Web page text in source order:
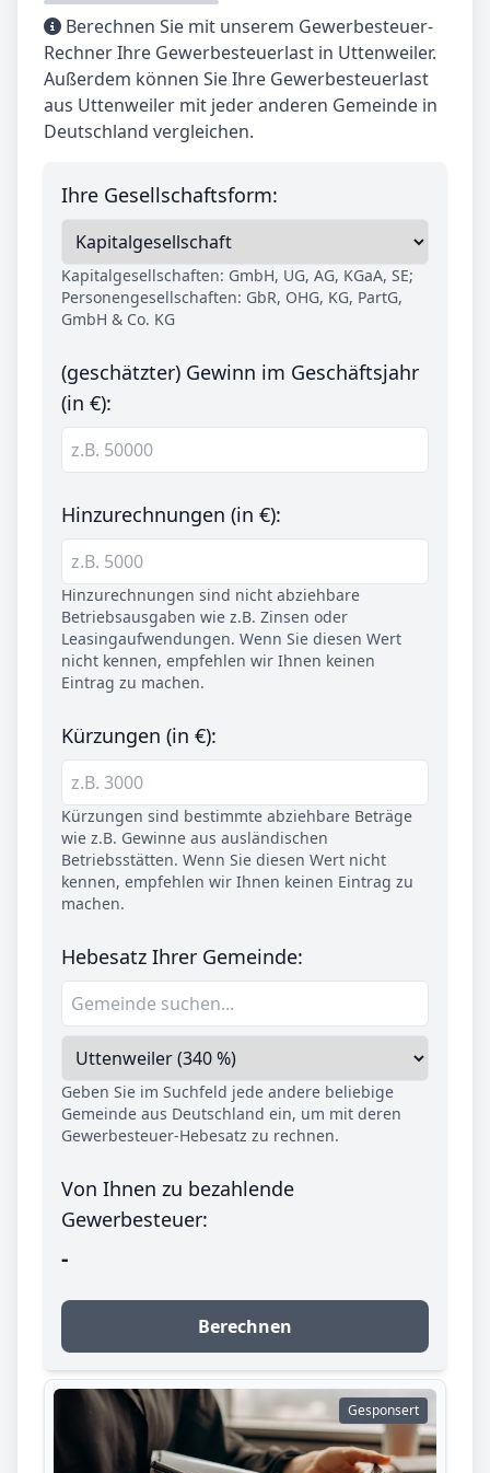
Berechnen Sie mit unserem Gewerbesteuer-
Rechner Ihre Gewerbesteuerlast in Uttenweiler.
Außerdem können Sie Ihre Gewerbesteuerlast
aus Uttenweiler mit jeder anderen Gemeinde in
Deutschland vergleichen.
Ihre Gesellschaftsform:
Kapitalgesellschaften: GmbH, UG, AG, KGaA, SE;
Personengesellschaften: GbR, OHG, KG, PartG,
GmbH & Co. KG
(geschätzter) Gewinn im Geschäftsjahr
(in €):
Hinzurechnungen (in €):
Hinzurechnungen sind nicht abziehbare
Betriebsausgaben wie z.B. Zinsen oder
Leasingaufwendungen. Wenn Sie diesen Wert
nicht kennen, empfehlen wir Ihnen keinen
Eintrag zu machen.
Kürzungen (in €):
Kürzungen sind bestimmte abziehbare Beträge
wie z.B. Gewinne aus ausländischen
Betriebsstätten. Wenn Sie diesen Wert nicht
kennen, empfehlen wir Ihnen keinen Eintrag zu
machen.
Hebesatz Ihrer Gemeinde:
Geben Sie im Suchfeld jede andere beliebige
Gemeinde aus Deutschland ein, um mit deren
Gewerbesteuer-Hebesatz zu rechnen.
Von Ihnen zu bezahlende
Gewerbesteuer:
-
Berechnen
Gesponsert